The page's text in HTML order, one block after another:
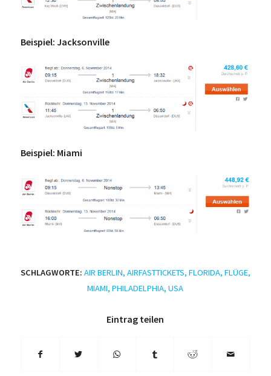
Beispiel: Jacksonville
Beispiel: Miami
SCHLAGWORTE: AIR BERLIN, AIRFASTTICKETS, FLORIDA, FLÜGE,
MIAMI,PHILADELPHIA,USA
Eintrag teilen